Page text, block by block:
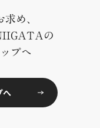
め、
の
プへ
へ